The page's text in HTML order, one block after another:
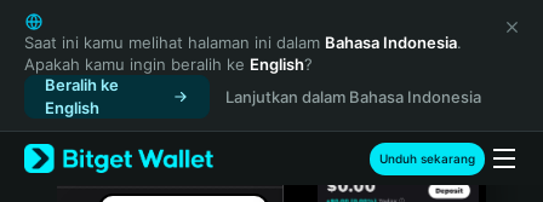
English
日本語
Tiếng Việt
Русский
Español (Latinoamérica)
Türkçe
Italiano
Saat ini kamu melihat halaman ini dalam Bahasa Indonesia.
Apakah kamu ingin beralih ke English?
Beralih ke
English
Lanjutkan dalam Bahasa Indonesia
Unduh sekarang